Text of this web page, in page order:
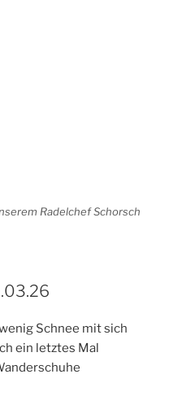
Radelchef Schorsch
Schnee mit sich
ein letztes Mal